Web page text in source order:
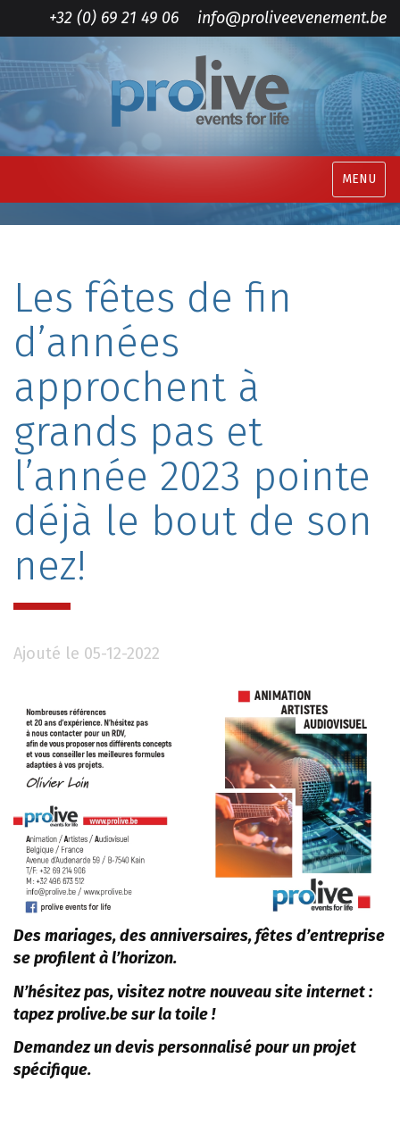
+32 (0) 69 21 49 06 info@proliveevenement.be
MENU
Les fêtes de fin
d’années
approchent à
grands pas et
l’année 2023 pointe
déjà le bout de son
nez!
Ajouté le 05-12-2022
Des mariages, des anniversaires, fêtes d’entreprise
se profilent à l’horizon.
N’hésitez pas, visitez notre nouveau site internet :
tapez prolive.be sur la toile !
Demandez un devis personnalisé pour un projet
spécifique.